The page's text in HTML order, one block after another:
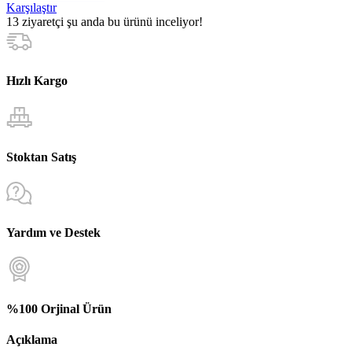
Karşılaştır
13 ziyaretçi şu anda bu ürünü inceliyor!
Hızlı Kargo
Stoktan Satış
Yardım ve Destek
%100 Orjinal Ürün
Açıklama